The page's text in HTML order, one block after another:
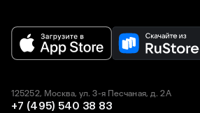
125252, Москва, ул. 3-я Песчаная, д. 2А
+7 (495) 540 38 83